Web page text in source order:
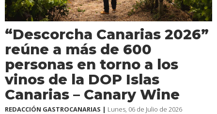
“Descorcha Canarias 2026”
reúne a más de 600
personas en torno a los
vinos de la DOP Islas
Canarias – Canary Wine
REDACCIÓN GASTROCANARIAS | Lunes, 06 de Julio de 2026